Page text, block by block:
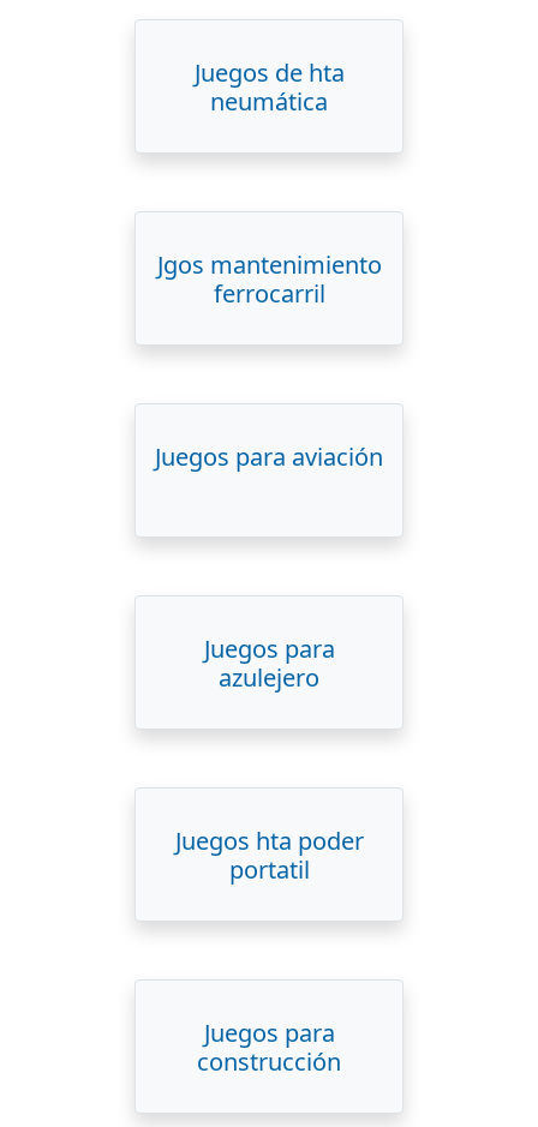
Juegos de hta
neumática
Jgos mantenimiento
ferrocarril
Juegos para aviación
Juegos para
azulejero
Juegos hta poder
portatil
Juegos para
construcción